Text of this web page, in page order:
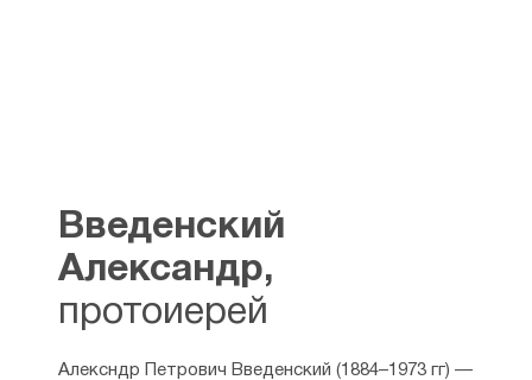
Введенский
Александр,
протоиерей
Алексндр Петрович Введенский (1884–1973 гг) —